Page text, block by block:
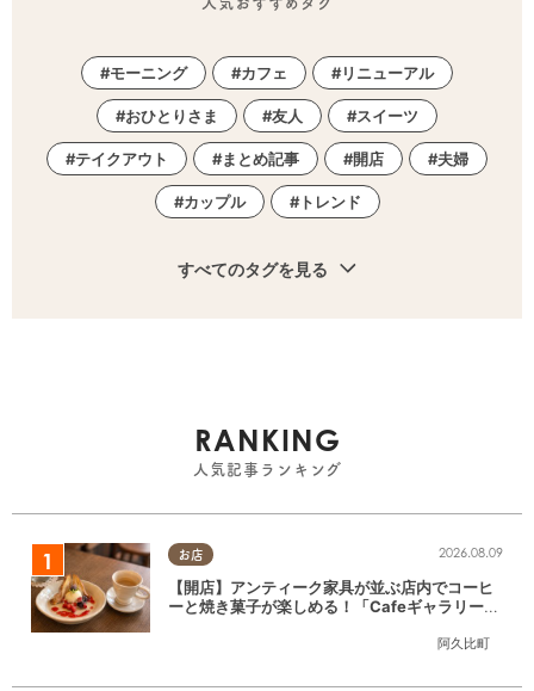
モーニング カフェ リニューアル
おひとりさま 友人 スイーツ
テイクアウト まとめ記事 開店 夫婦
カップル トレンド
すべてのタグを見る
RANKING
人気記事ランキング
お店
阿久比町
2026.08.09
【開店】アンティーク家具が並ぶ店内でコーヒ
ーと焼き菓子が楽しめる！「CafeギャラリーA